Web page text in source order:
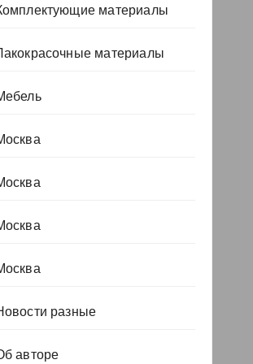
материалы
материалы
разные
авторе